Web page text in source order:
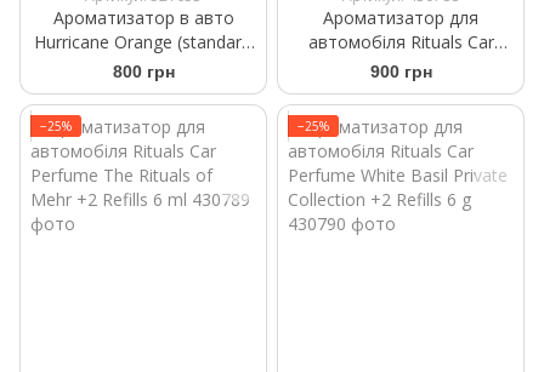
Ароматизатор в авто
Hurricane Orange (standart)
Аромасаше на дефлектор
800 грн
Ароматизатор для
автомобіля Rituals Car
Perfume The Ritual of Sport
+2 Refills 6ml
900 грн
−25% −25%